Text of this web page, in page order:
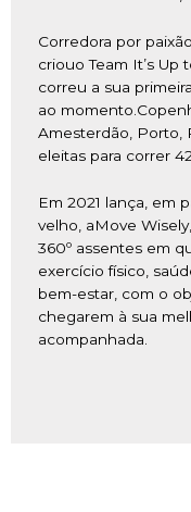
Corredora por
criouo Team It’s Up
correu a sua
ao momento
Amesterdão , Porto,
eleitas para correr
Em 2021 lança em
velho, aMove Wisely,
360º assentes em
exercício físico,
bem-estar, com o
chegarem à sua
acompanhada.